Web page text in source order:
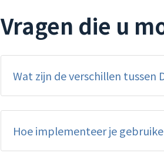
Vragen die u
Wat zijn de verschillen tussen
Hoe implementeer je